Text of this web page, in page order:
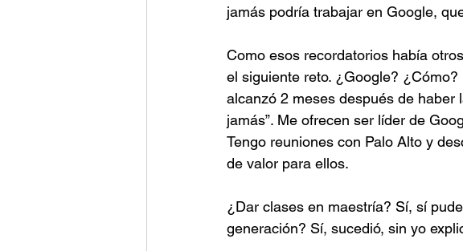
jamás podría trabajar en Google,
Como esos recordatorios había
el siguiente reto. ¿Google?
alcanzó 2 meses después de haber
jamás”. Me ofrecen ser líder de
Tengo reuniones con Palo Alto y
de valor para ellos.
¿Dar clases en maestría? Sí, sí
generación? Sí, sucedió, sin yo